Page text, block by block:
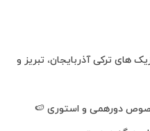
های ترکی آذربایجان، تبریز و
دورهمی و استوری 🍉